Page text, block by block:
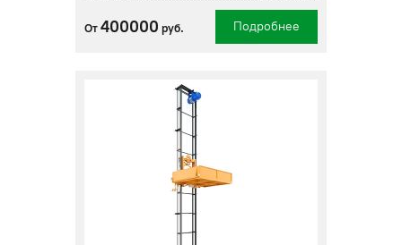
От 400000 руб. Подробнее